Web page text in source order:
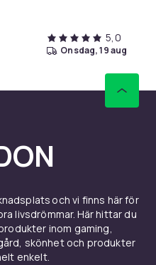
5,0
onsdag, 19 aug
och vi finns här för
livsdrömmar. Här hittar du
inom gaming,
skönhet och produkter
enkelt.